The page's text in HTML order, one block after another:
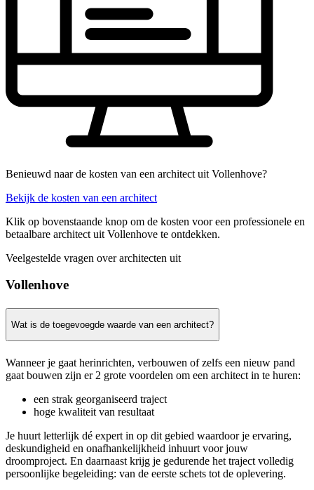
Benieuwd naar de kosten van een architect uit Vollenhove?
Bekijk de kosten van een architect
Klik op bovenstaande knop om de kosten voor een professionele en
betaalbare architect uit Vollenhove te ontdekken.
Veelgestelde vragen over architecten uit
Vollenhove
Wat is de toegevoegde waarde van een architect?
Wanneer je gaat herinrichten, verbouwen of zelfs een nieuw pand
gaat bouwen zijn er 2 grote voordelen om een architect in te huren:
een strak georganiseerd traject
hoge kwaliteit van resultaat
Je huurt letterlijk dé expert in op dit gebied waardoor je ervaring,
deskundigheid en onafhankelijkheid inhuurt voor jouw
droomproject. En daarnaast krijg je gedurende het traject volledig
persoonlijke begeleiding: van de eerste schets tot de oplevering.